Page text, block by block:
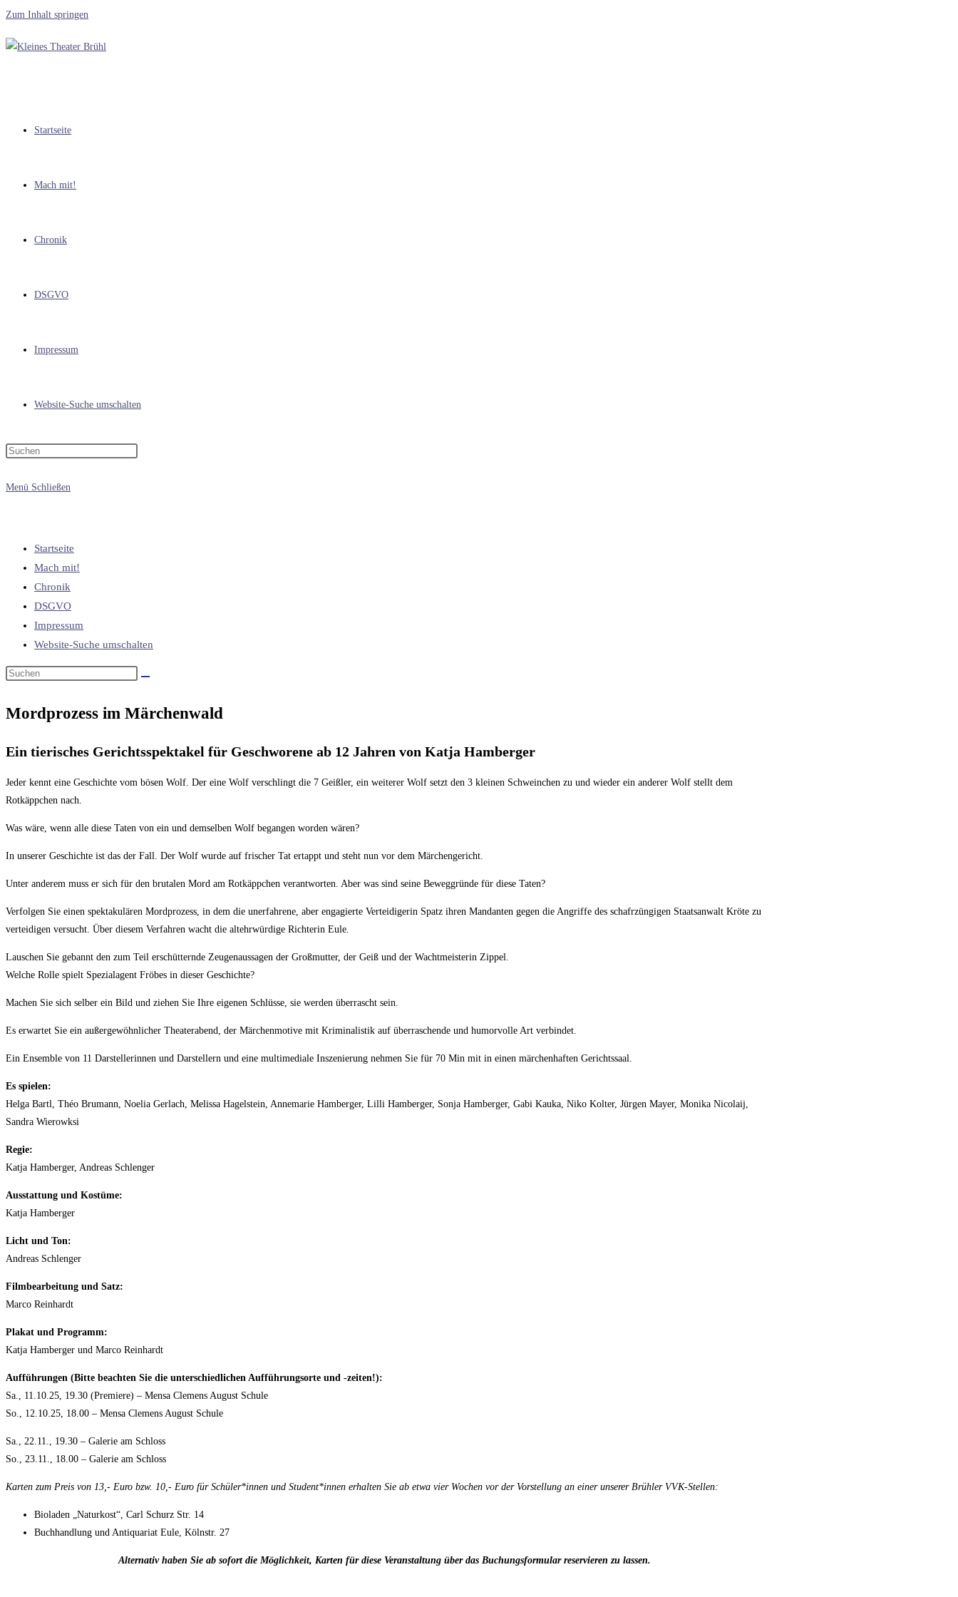
Zum Inhalt springen
Startseite
Mach mit!
Chronik
DSGVO
Impressum
Website-Suche umschalten
Menü Schließen
Startseite
Mach mit!
Chronik
DSGVO
Impressum
Website-Suche umschalten
Mordprozess im Märchenwald
Ein tierisches Gerichtsspektakel für Geschworene ab 12 Jahren von Katja Hamberger
Jeder kennt eine Geschichte vom bösen Wolf. Der eine Wolf verschlingt die 7 Geißler, ein weiterer Wolf setzt den 3 kleinen Schweinchen zu und wieder ein anderer Wolf stellt dem
Rotkäppchen nach.
Was wäre, wenn alle diese Taten von ein und demselben Wolf begangen worden wären?
In unserer Geschichte ist das der Fall. Der Wolf wurde auf frischer Tat ertappt und steht nun vor dem Märchengericht.
Unter anderem muss er sich für den brutalen Mord am Rotkäppchen verantworten. Aber was sind seine Beweggründe für diese Taten?
Verfolgen Sie einen spektakulären Mordprozess, in dem die unerfahrene, aber engagierte Verteidigerin Spatz ihren Mandanten gegen die Angriffe des schafrzüngigen Staatsanwalt Kröte zu
verteidigen versucht. Über diesem Verfahren wacht die altehrwürdige Richterin Eule.
Lauschen Sie gebannt den zum Teil erschütternde Zeugenaussagen der Großmutter, der Geiß und der Wachtmeisterin Zippel.
Welche Rolle spielt Spezialagent Fröbes in dieser Geschichte?
Machen Sie sich selber ein Bild und ziehen Sie Ihre eigenen Schlüsse, sie werden überrascht sein.
Es erwartet Sie ein außergewöhnlicher Theaterabend, der Märchenmotive mit Kriminalistik auf überraschende und humorvolle Art verbindet.
Ein Ensemble von 11 Darstellerinnen und Darstellern und eine multimediale Inszenierung nehmen Sie für 70 Min mit in einen märchenhaften Gerichtssaal.
Es spielen:
Helga Bartl, Théo Brumann, Noelia Gerlach, Melissa Hagelstein, Annemarie Hamberger, Lilli Hamberger, Sonja Hamberger, Gabi Kauka, Niko Kolter, Jürgen Mayer, Monika Nicolaij,
Sandra Wierowksi
Regie:
Katja Hamberger, Andreas Schlenger
Ausstattung und Kostüme:
Katja Hamberger
Licht und Ton:
Andreas Schlenger
Filmbearbeitung und Satz:
Marco Reinhardt
Plakat und Programm:
Katja Hamberger und Marco Reinhardt
Aufführungen (Bitte beachten Sie die unterschiedlichen Aufführungsorte und -zeiten!):
Sa., 11.10.25, 19.30 (Premiere) – Mensa Clemens August Schule
So., 12.10.25, 18.00 – Mensa Clemens August Schule
Sa., 22.11., 19.30 – Galerie am Schloss
So., 23.11., 18.00 – Galerie am Schloss
Karten zum Preis von 13,- Euro bzw. 10,- Euro für Schüler*innen und Student*innen erhalten Sie ab etwa vier Wochen vor der Vorstellung an einer unserer Brühler VVK-Stellen:
Bioladen „Naturkost“, Carl Schurz Str. 14
Buchhandlung und Antiquariat Eule, Kölnstr. 27
Alternativ haben Sie ab sofort die Möglichkeit, Karten für diese Veranstaltung über das Buchungsformular reservieren zu lassen.